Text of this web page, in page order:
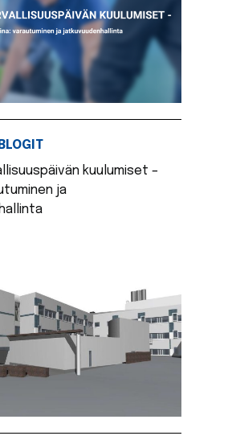
BLOGIT
kuulumiset –
ja